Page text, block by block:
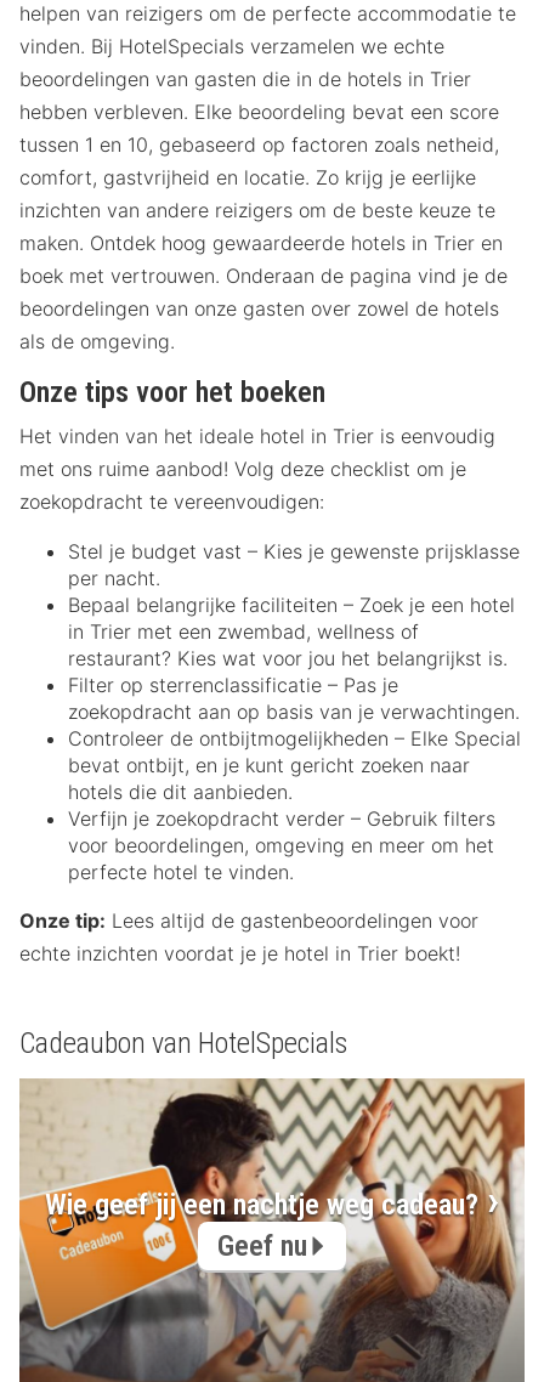
helpen van reizigers om de perfecte accommodatie te
vinden. Bij HotelSpecials verzamelen we echte
beoordelingen van gasten die in de hotels in Trier
hebben verbleven. Elke beoordeling bevat een score
tussen 1 en 10, gebaseerd op factoren zoals netheid,
comfort, gastvrijheid en locatie. Zo krijg je eerlijke
inzichten van andere reizigers om de beste keuze te
maken. Ontdek hoog gewaardeerde hotels in Trier en
boek met vertrouwen. Onderaan de pagina vind je de
beoordelingen van onze gasten over zowel de hotels
als de omgeving.
Onze tips voor het boeken
Het vinden van het ideale hotel in Trier is eenvoudig
met ons ruime aanbod! Volg deze checklist om je
zoekopdracht te vereenvoudigen:
Stel je budget vast – Kies je gewenste prijsklasse
per nacht.
Bepaal belangrijke faciliteiten – Zoek je een hotel
in Trier met een zwembad, wellness of
restaurant? Kies wat voor jou het belangrijkst is.
Filter op sterrenclassificatie – Pas je
zoekopdracht aan op basis van je verwachtingen.
Controleer de ontbijtmogelijkheden – Elke Special
bevat ontbijt, en je kunt gericht zoeken naar
hotels die dit aanbieden.
Verfijn je zoekopdracht verder – Gebruik filters
voor beoordelingen, omgeving en meer om het
perfecte hotel te vinden.
Onze tip: Lees altijd de gastenbeoordelingen voor
echte inzichten voordat je je hotel in Trier boekt!
Cadeaubon van HotelSpecials
Wie geef jij een nachtje weg cadeau?
Geef nu